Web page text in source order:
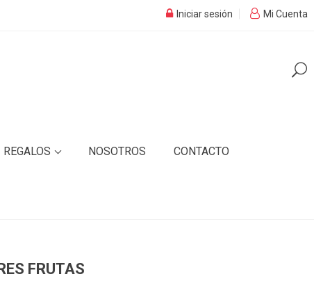
Mi Cuenta
Iniciar sesión
REGALOS NOSOTROS CONTACTO
FRUTAS